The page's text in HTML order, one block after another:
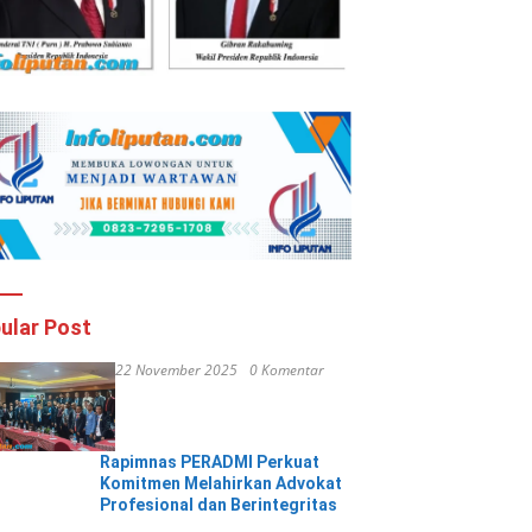
Post
22 November 2025 0 Komentar
Rapimnas PERADMI Perkuat
Komitmen Melahirkan Advokat
Profesional dan Berintegritas